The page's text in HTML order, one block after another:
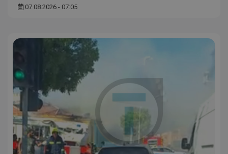
07.08.2026 - 07:05
Ονοματεπώνυμο
ASP.NET_SessionId
Microsoft Corporation